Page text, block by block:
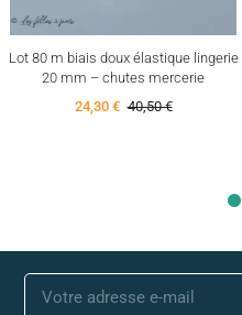
Lot 80 m biais doux élastique lingerie
20 mm – chutes mercerie
24,30 € 40,50 €